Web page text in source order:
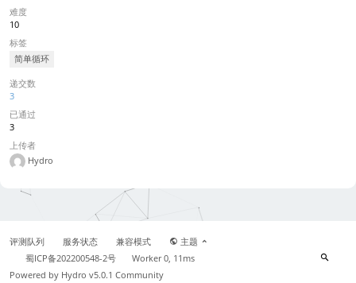
难度
10
标签
简单循环
递交数
3
已通过
3
上传者
Hydro
评测队列 服务状态 兼容模式
主题
蜀ICP备202200548-2号
Worker 0, 11ms
Powered by Hydro v5.0.1 Community